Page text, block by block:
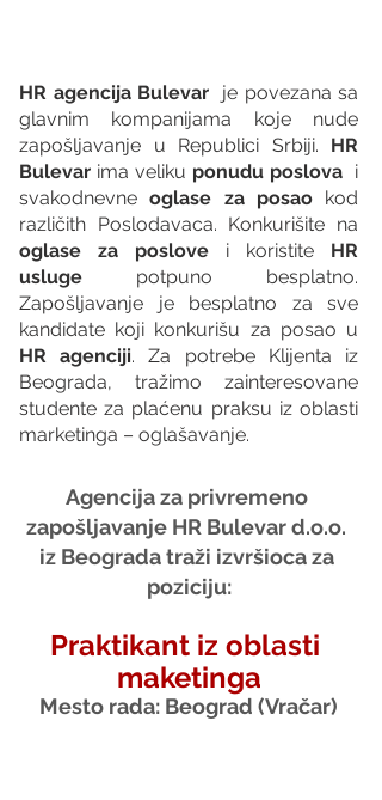
HR agencija Bulevar
  je povezana sa
glavnim kompanijama koje nude
zapošljavanje u Republici Srbiji. HR
Bulevar ima veliku ponudu poslova
  i
svakodnevne oglase za posao kod
oglase za poslove i koristite HR
usluge potpuno besplatno.
Zapošljavanje je besplatno za sve
HR agenciji. Za potrebe Klijenta iz
Beograda, tražimo zainteresovane
studente za plaćenu praksu iz oblasti
marketinga – oglašavanje.
Agencija za privremeno
zapošljavanje HR Bulevar d.o.o.
iz Beograda traži izvršioca za
poziciju:
Praktikant iz oblasti
maketinga
Mesto rada: Beograd (Vračar)